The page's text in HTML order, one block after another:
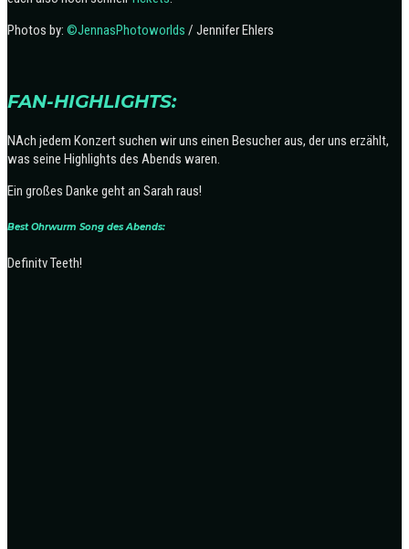
Photos by: ©JennasPhotoworlds / Jennifer Ehlers
FAN-HIGHLIGHTS:
NAch jedem Konzert suchen wir uns einen Besucher aus, der uns erzählt,
was seine Highlights des Abends waren.
Ein großes Danke geht an Sarah raus!
Best Ohrwurm Song des Abends:
Definitv Teeth!